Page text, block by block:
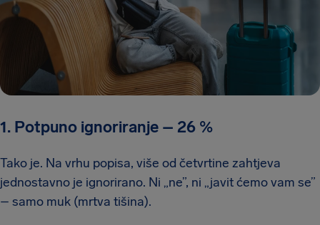
1. Potpuno ignoriranje – 26 %
Tako je. Na vrhu popisa, više od četvrtine zahtjeva
jednostavno je ignorirano. Ni „ne”, ni „javit ćemo vam se”
– samo muk (mrtva tišina).